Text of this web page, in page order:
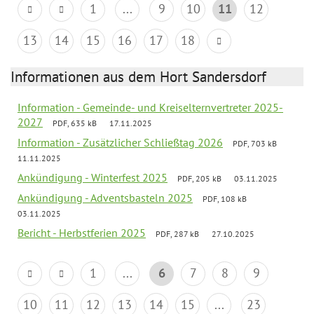
1 ... 9 10 11
12
13
14 15 16 17 18
Informationen aus dem Hort Sandersdorf
Information - Gemeinde- und Kreiselternvertreter 2025-
2027
PDF, 635 kB 17.11.2025
Information - Zusätzlicher Schließtag 2026
PDF, 703 kB
11.11.2025
Ankündigung - Winterfest 2025 PDF, 205 kB 03.11.2025
Ankündigung - Adventsbasteln 2025
PDF, 108 kB
03.11.2025
Bericht - Herbstferien 2025 PDF, 287 kB 27.10.2025
1 ... 6 7 8
9
10
11 12 13 14 15 ... 23